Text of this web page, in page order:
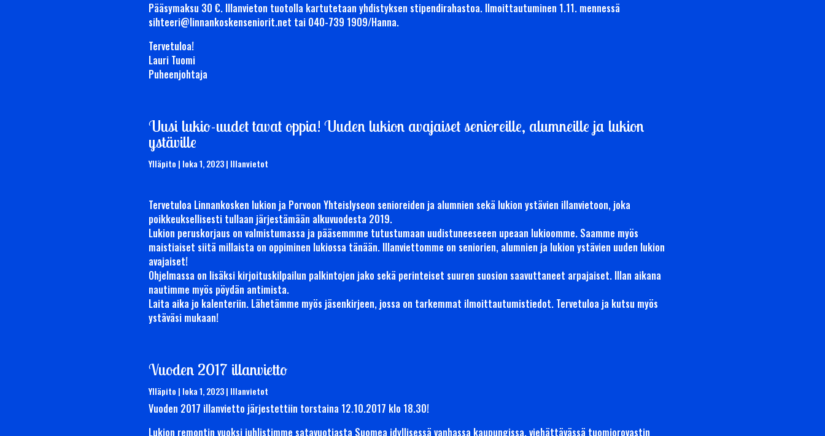
Pääsymaksu 30 €. Illanvieton tuotolla kartutetaan yhdistyksen stipendirahastoa. Ilmoittautuminen 1.11. mennessä
sihteeri@linnankoskenseniorit.net tai 040-739 1909/Hanna.
Tervetuloa!
Lauri Tuomi
Puheenjohtaja
Uusi lukio-uudet tavat oppia! Uuden lukion avajaiset senioreille, alumneille ja lukion
ystäville
Ylläpito | loka 1, 2023| Illanvietot
Tervetuloa Linnankosken lukion ja Porvoon Yhteislyseon senioreiden ja alumnien sekä lukion ystävien illanvietoon, joka
poikkeuksellisesti tullaan järjestämään alkuvuodesta 2019.
Lukion peruskorjaus on valmistumassa ja pääsemmme tutustumaan uudistuneeseeen upeaan lukioomme. Saamme myös
maistiaiset siitä millaista on oppiminen lukiossa tänään. Illanviettomme on seniorien, alumnien ja lukion ystävien uuden lukion
avajaiset!
Ohjelmassa on lisäksi kirjoituskilpailun palkintojen jako sekä perinteiset suuren suosion saavuttaneet arpajaiset. Illan aikana
nautimme myös pöydän antimista.
Laita aika jo kalenteriin. Lähetämme myös jäsenkirjeen, jossa on tarkemmat ilmoittautumistiedot. Tervetuloa ja kutsu myös
ystäväsi mukaan!
Vuoden 2017 illanvietto
Ylläpito | loka 1, 2023| Illanvietot
Vuoden 2017 illanvietto järjestettiin torstaina 12.10.2017 klo 18.30!
Lukion remontin vuoksi juhlistimme satavuotiasta Suomea idyllisessä vanhassa kaupungissa, viehättävässä tuomiorovastin